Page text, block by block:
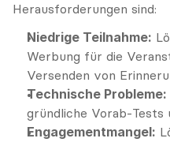
Herausforderungen sind:
Niedrige Teilnahme:
Werbung für die
Versenden von
Technische Probleme:
gründliche Vorab-Tests
Engagementmangel: